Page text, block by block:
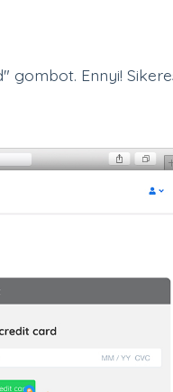
gombot. Ennyi!